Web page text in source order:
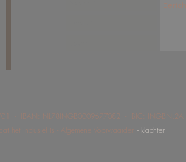
- IBAN: NL78INGB0009677082 - BIC: INGBNL2A
het inclusief is - Algemene Voorwaarden - klachten